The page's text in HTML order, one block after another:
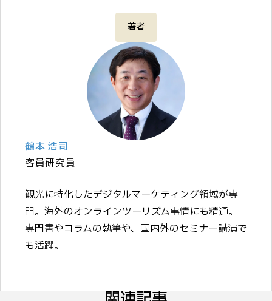
著者
鶴本 浩司
客員研究員
観光に特化したデジタルマーケティング領域が専
門。海外のオンラインツーリズム事情にも精通。
専門書やコラムの執筆や、国内外のセミナー講演で
も活躍。